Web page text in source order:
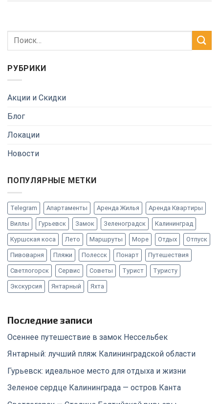
РУБРИКИ
Акции и Скидки
Блог
Локации
Новости
ПОПУЛЯРНЫЕ МЕТКИ
Telegram Апартаменты Аренда Жилья Аренда Квартиры
Виллы Гурьевск Замок Зеленоградск Калининград
Куршская коса Лето Маршруты Море Отдых Отпуск
Пивоварня Пляжи Полесск Понарт Путешествия
Светлогорск Сервис Советы Турист Туристу
Экскурсия Янтарный Яхта
Последние записи
Осеннее путешествие в замок Нессельбек
Янтарный: лучший пляж Калининградской области
Гурьевск: идеальное место для отдыха и жизни
Зеленое сердце Калининграда — остров Канта